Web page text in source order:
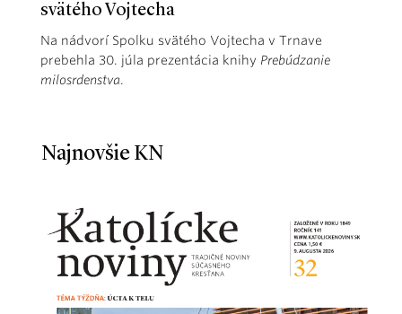
svätého Vojtecha
Na nádvorí Spolku svätého Vojtecha v Trnave
prebehla 30. júla prezentácia knihy Prebúdzanie
milosrdenstva.
Najnovšie KN